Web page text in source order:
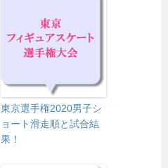
東京選手権2020男子シ
ョート滑走順と試合結
果！